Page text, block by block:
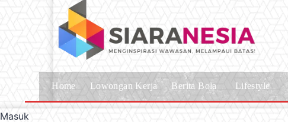
Home Lowongan Kerja Berita Bola Lifestyle
Masuk